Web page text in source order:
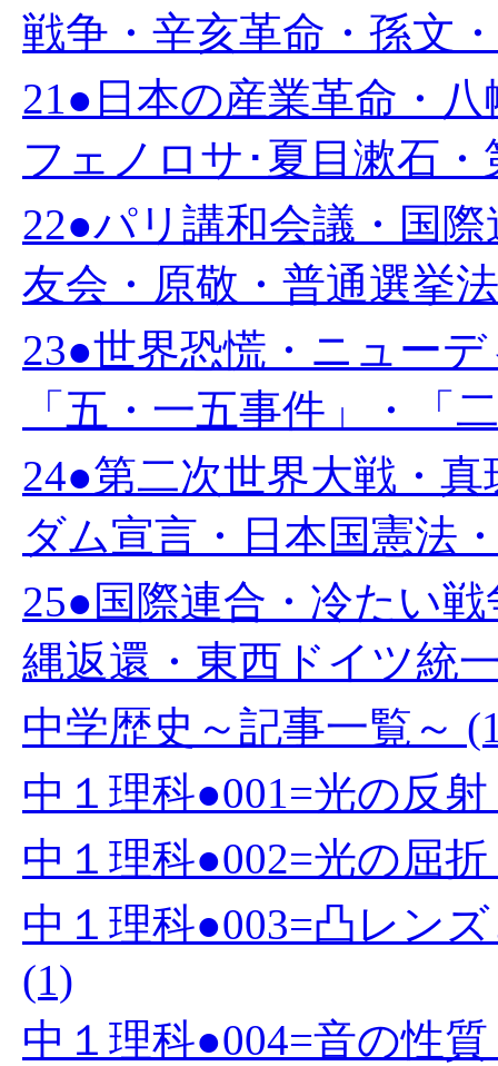
戦争・辛亥革命・孫文
21●日本の産業革命・
フェノロサ･夏目漱石
22●パリ講和会議・国
友会・原敬・普通選挙
23●世界恐慌・ニュー
「五・一五事件」・「
24●第二次世界大戦・
ダム宣言・日本国憲法
25●国際連合・冷たい
縄返還・東西ドイツ統
中学歴史～記事一覧～
中１理科●001=光の反射
中１理科●002=光の屈折
中１理科●003=凸レン
(1)
中１理科●004=音の性質